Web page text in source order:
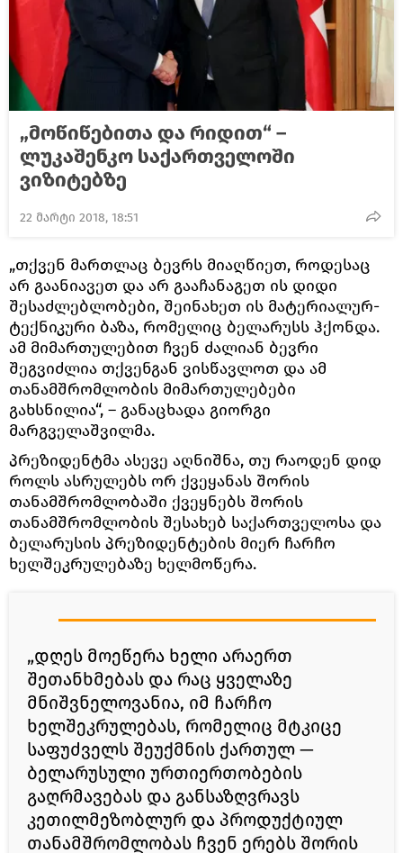
„მოწიწებითა და რიდით“ –
ლუკაშენკო საქართველოში
ვიზიტებზე
22 მარტი 2018, 18:51
„თქვენ მართლაც ბევრს მიაღწიეთ, როდესაც
არ გაანიავეთ და არ გააჩანაგეთ ის დიდი
შესაძლებლობები, შეინახეთ ის მატერიალურ-
ტექნიკური ბაზა, რომელიც ბელარუსს ჰქონდა.
ამ მიმართულებით ჩვენ ძალიან ბევრი
შეგვიძლია თქვენგან ვისწავლოთ და ამ
თანამშრომლობის მიმართულებები
გახსნილია“, – განაცხადა გიორგი
მარგველაშვილმა.
პრეზიდენტმა ასევე აღნიშნა, თუ რაოდენ დიდ
როლს ასრულებს ორ ქვეყანას შორის
თანამშრომლობაში ქვეყნებს შორის
თანამშრომლობის შესახებ საქართველოსა და
ბელარუსის პრეზიდენტების მიერ ჩარჩო
ხელშეკრულებაზე ხელმოწერა.
„დღეს მოეწერა ხელი არაერთ
შეთანხმებას და რაც ყველაზე
მნიშვნელოვანია, იმ ჩარჩო
ხელშეკრულებას, რომელიც მტკიცე
საფუძველს შეუქმნის ქართულ —
ბელარუსული ურთიერთობების
გაღრმავებას და განსაზღვრავს
კეთილმეზობლურ და პროდუქტიულ
თანამშრომლობას ჩვენ ერებს შორის